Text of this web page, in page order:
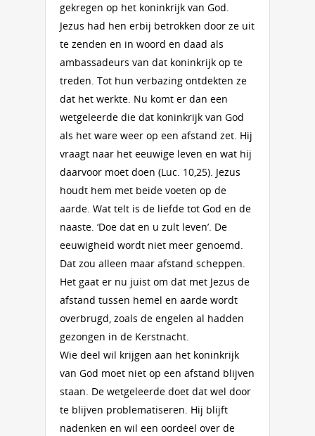
gekregen op het koninkrijk van God.
Jezus had hen erbij betrokken door ze uit
te zenden en in woord en daad als
ambassadeurs van dat koninkrijk op te
treden. Tot hun verbazing ontdekten ze
dat het werkte. Nu komt er dan een
wetgeleerde die dat koninkrijk van God
als het ware weer op een afstand zet. Hij
vraagt naar het eeuwige leven en wat hij
daarvoor moet doen (Luc. 10,25). Jezus
houdt hem met beide voeten op de
aarde. Wat telt is de liefde tot God en de
naaste. ‘Doe dat en u zult leven’. De
eeuwigheid wordt niet meer genoemd.
Dat zou alleen maar afstand scheppen.
Het gaat er nu juist om dat met Jezus de
afstand tussen hemel en aarde wordt
overbrugd, zoals de engelen al hadden
gezongen in de Kerstnacht.
Wie deel wil krijgen aan het koninkrijk
van God moet niet op een afstand blijven
staan. De wetgeleerde doet dat wel door
te blijven problematiseren. Hij blijft
nadenken en wil een oordeel over de